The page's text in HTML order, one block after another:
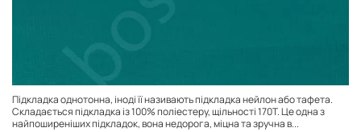
Підкладка однотонна, іноді її називають підкладка нейлон або тафета.
Складається підкладка із 100% поліестеру, щільності 170Т. Це одна з
найпоширеніших підкладок, вона недорога, міцна та зручна в...